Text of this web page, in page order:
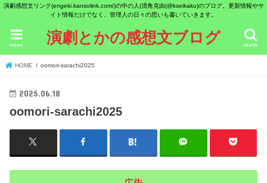
演劇感想文リンク(engeki.kansolink.com/)の中の人(清角克由(@kseikaku)のブログ。更新情報やサ
イト情報だけでなく、管理人の日々の思いも書いていきます。
演劇とかの感想文ブログ search
menu
HOME oomori-sarachi2025
2025.06.18
oomori-sarachi2025